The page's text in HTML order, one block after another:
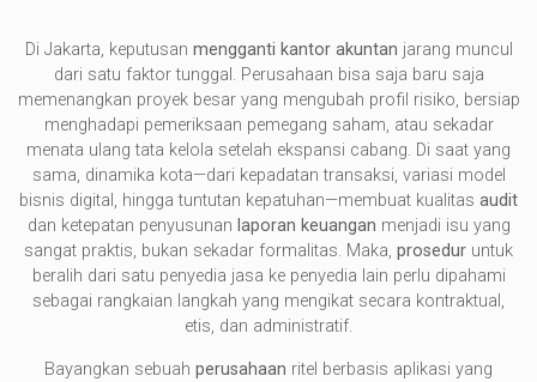
Di Jakarta, keputusan mengganti kantor akuntan jarang muncul
dari satu faktor tunggal. Perusahaan bisa saja baru saja
memenangkan proyek besar yang mengubah profil risiko, bersiap
menghadapi pemeriksaan pemegang saham, atau sekadar
menata ulang tata kelola setelah ekspansi cabang. Di saat yang
sama, dinamika kota—dari kepadatan transaksi, variasi model
bisnis digital, hingga tuntutan kepatuhan—membuat kualitas audit
dan ketepatan penyusunan laporan keuangan menjadi isu yang
sangat praktis, bukan sekadar formalitas. Maka, prosedur untuk
beralih dari satu penyedia jasa ke penyedia lain perlu dipahami
sebagai rangkaian langkah yang mengikat secara kontraktual,
etis, dan administratif.
Bayangkan sebuah perusahaan ritel berbasis aplikasi yang